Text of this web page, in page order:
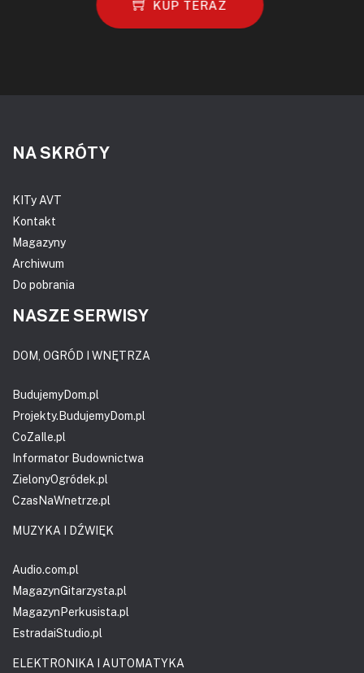
KUP TERAZ
NA SKRÓTY
KITy AVT
Kontakt
Magazyny
Archiwum
Do pobrania
NASZE SERWISY
DOM, OGRÓD I WNĘTRZA
BudujemyDom.pl
Projekty.BudujemyDom.pl
CoZaIle.pl
Informator Budownictwa
ZielonyOgródek.pl
CzasNaWnetrze.pl
MUZYKA I DŹWIĘK
Audio.com.pl
MagazynGitarzysta.pl
MagazynPerkusista.pl
EstradaiStudio.pl
ELEKTRONIKA I AUTOMATYKA